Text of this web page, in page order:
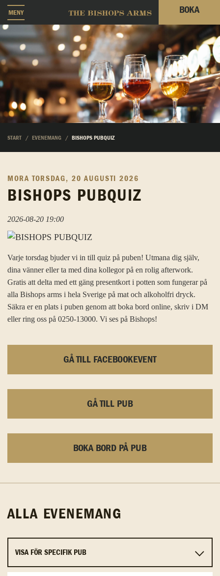
MENY BOKA
START EVENEMANG BISHOPS PUBQUIZ
MORA TORSDAG, 20 AUGUSTI 2026
BISHOPS PUBQUIZ
2026-08-20 19:00
Varje torsdag bjuder vi in till quiz på puben! Utmana dig själv,
dina vänner eller ta med dina kollegor på en rolig afterwork.
Gratis att delta med ett gäng presentkort i potten som fungerar på
alla Bishops arms i hela Sverige på mat och alkoholfri dryck.
Säkra er en plats i puben genom att boka bord online, skriv i DM
eller ring oss på 0250-13000. Vi ses på Bishops!
GÅ TILL FACEBOOKEVENT
GÅ TILL PUB
BOKA BORD PÅ PUB
ALLA EVENEMANG